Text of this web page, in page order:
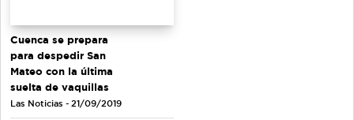
Cuenca se prepara
para despedir San
Mateo con la última
suelta de vaquillas
Las Noticias - 21/09/2019